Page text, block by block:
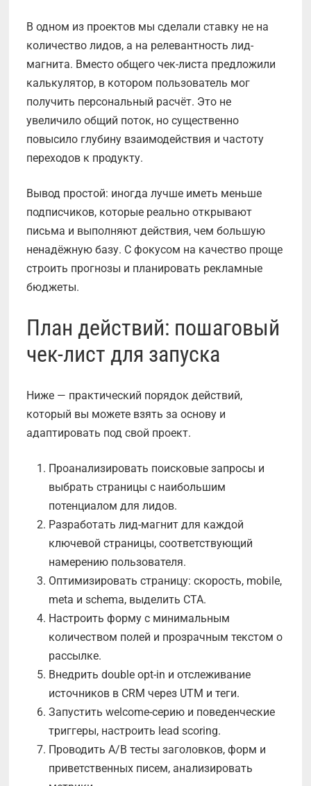
В одном из проектов мы сделали ставку не на
количество лидов, а на релевантность лид-
магнита. Вместо общего чек-листа предложили
калькулятор, в котором пользователь мог
получить персональный расчёт. Это не
увеличило общий поток, но существенно
повысило глубину взаимодействия и частоту
переходов к продукту.
Вывод простой: иногда лучше иметь меньше
подписчиков, которые реально открывают
письма и выполняют действия, чем большую
ненадёжную базу. С фокусом на качество проще
строить прогнозы и планировать рекламные
бюджеты.
План действий: пошаговый
чек-лист для запуска
Ниже — практический порядок действий,
который вы можете взять за основу и
адаптировать под свой проект.
Проанализировать поисковые запросы и
выбрать страницы с наибольшим
потенциалом для лидов.
Разработать лид-магнит для каждой
ключевой страницы, соответствующий
намерению пользователя.
Оптимизировать страницу: скорость, mobile,
meta и schema, выделить CTA.
Настроить форму с минимальным
количеством полей и прозрачным текстом о
рассылке.
Внедрить double opt-in и отслеживание
источников в CRM через UTM и теги.
Запустить welcome-серию и поведенческие
триггеры, настроить lead scoring.
Проводить A/B тесты заголовков, форм и
приветственных писем, анализировать